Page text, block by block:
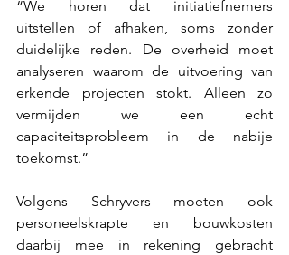
“We horen dat initiatiefnemers
uitstellen of afhaken, soms zonder
duidelijke reden. De overheid moet
analyseren waarom de uitvoering van
erkende projecten stokt. Alleen zo
vermijden we een echt
capaciteitsprobleem in de nabije
toekomst.”
Volgens Schryvers moeten ook
personeelskrapte en bouwkosten
daarbij mee in rekening gebracht